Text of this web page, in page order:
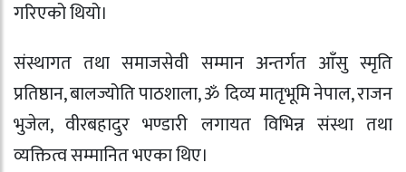
गरिएको थियो।
संस्थागत तथा समाजसेवी सम्मान अन्तर्गत आँसु स्मृति
प्रतिष्ठान, बालज्योति पाठशाला, ॐ दिव्य मातृभूमि नेपाल, राजन
भुजेल, वीरबहादुर भण्डारी लगायत विभिन्न संस्था तथा
व्यक्तित्व सम्मानित भएका थिए।